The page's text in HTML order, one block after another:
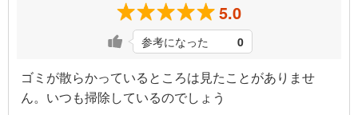
5.0
参考になった 0
ゴミが散らかっているところは見たことがありませ
ん。いつも掃除しているのでしょう